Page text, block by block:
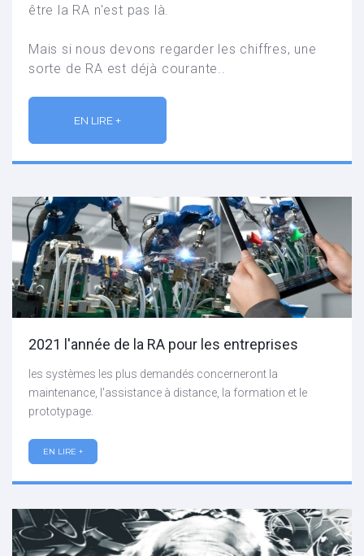
être la RA n'est pas là.
Mais si nous devons regarder les chiffres, une
sorte de RA est déjà courante..
EN LIRE +
2021 l'année de la RA pour les entreprises
les systèmes les plus demandés concerneront la
maintenance, l'assistance à distance, la formation et le
prototypage.
EN LIRE +